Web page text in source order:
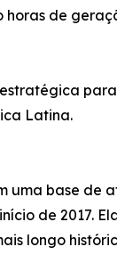
de
Latina.
base de
de 2017.
longo